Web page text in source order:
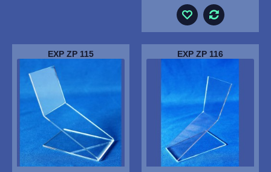
EXP ZP 115 EXP ZP 116